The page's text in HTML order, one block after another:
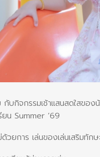
บกิจกรรมเช้าแสนสดใสของ
ยน Summer ’69
วยการ เล่นของเล่นเสริมทักษ